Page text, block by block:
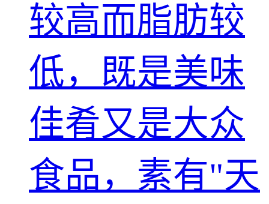
较高而脂肪较
低，既是美味
佳肴又是大众
食品，素有"天